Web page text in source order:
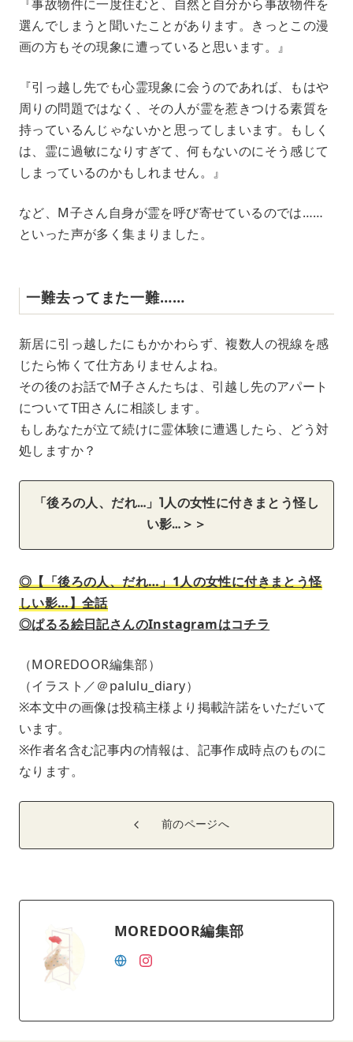
『事故物件に一度住むと、自然と自分から事故物件を
選んでしまうと聞いたことがあります。きっとこの漫
画の方もその現象に遭っていると思います。』
『引っ越し先でも心霊現象に会うのであれば、もはや
周りの問題ではなく、その人が霊を惹きつける素質を
持っているんじゃないかと思ってしまいます。もしく
は、霊に過敏になりすぎて、何もないのにそう感じて
しまっているのかもしれません。』
など、M子さん自身が霊を呼び寄せているのでは……
といった声が多く集まりました。
一難去ってまた一難……
新居に引っ越したにもかかわらず、複数人の視線を感
じたら怖くて仕方ありませんよね。
その後のお話でM子さんたちは、引越し先のアパート
についてT田さんに相談します。
もしあなたが立て続けに霊体験に遭遇したら、どう対
処しますか？
「後ろの人、だれ…」1人の女性に付きまとう怪し
い影…＞＞
◎【「後ろの人、だれ…」1人の女性に付きまとう怪
しい影…】全話
◎ぱるる絵日記さんのInstagramはコチラ
（MOREDOOR編集部）
（イラスト／＠palulu_diary）
※本文中の画像は投稿主様より掲載許諾をいただいて
います。
※作者名含む記事内の情報は、記事作成時点のものに
なります。
前のページへ
MOREDOOR編集部